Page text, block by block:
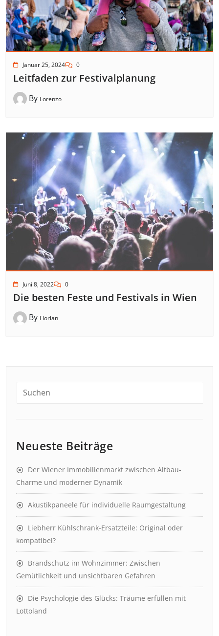
Januar 25, 2024 0
Leitfaden zur Festivalplanung
By Lorenzo
Juni 8, 2022 0
Die besten Feste und Festivals in Wien
By Florian
Neueste Beiträge
Der Wiener Immobilienmarkt zwischen Altbau-
Charme und moderner Dynamik
Akustikpaneele für individuelle Raumgestaltung
Liebherr Kühlschrank-Ersatzteile: Original oder
kompatibel?
Brandschutz im Wohnzimmer: Zwischen
Gemütlichkeit und unsichtbaren Gefahren
Die Psychologie des Glücks: Träume erfüllen mit
Lottoland